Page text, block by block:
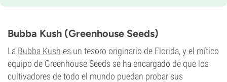
8-9 semanas
22%
CBD
0-1%
Tipo de floración
Fotoperiódica
Bubba Kush (Greenhouse Seeds)
La Bubba Kush es un tesoro originario de Florida, y el mítico
equipo de Greenhouse Seeds se ha encargado de que los
cultivadores de todo el mundo puedan probar sus